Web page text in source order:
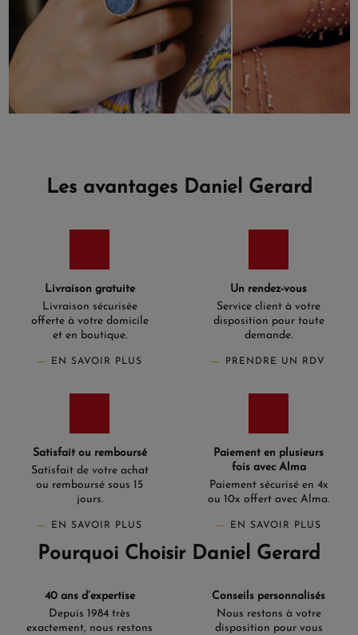
Les avantages Daniel Gerard
Livraison gratuite
Livraison sécurisée
offerte à votre domicile
et en boutique.
EN SAVOIR PLUS
Un rendez-vous
Service client à votre
disposition pour toute
demande.
PRENDRE UN RDV
Satisfait ou remboursé
Satisfait de votre achat
ou remboursé sous 15
jours.
EN SAVOIR PLUS
Paiement en plusieurs
fois avec Alma
Paiement sécurisé en 4x
ou 10x offert avec Alma.
EN SAVOIR PLUS
Pourquoi Choisir Daniel Gerard
40 ans d’expertise
Depuis 1984 très
exactement, nous restons
Conseils personnalisés
Nous restons à votre
disposition pour vous